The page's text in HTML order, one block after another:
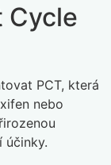
Cycle
PCT, která
nebo
účinky.